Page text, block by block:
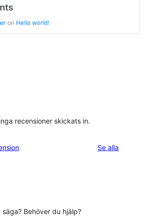
recensioner skickats in.
Se alla
Behöver du hjälp?